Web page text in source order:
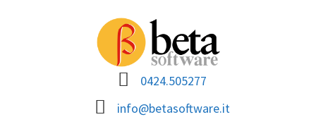
0424.505277
info@betasoftware.it